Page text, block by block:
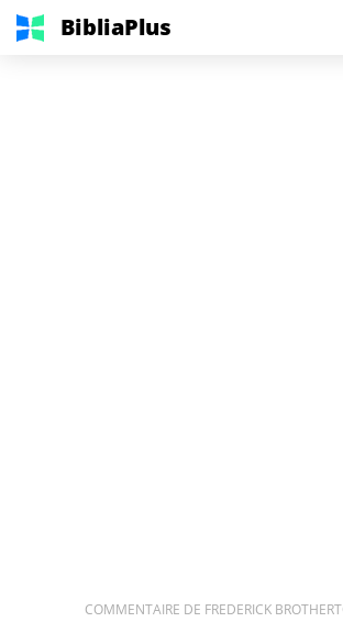
BibliaPlus
COMMENTAIRE DE FREDERICK